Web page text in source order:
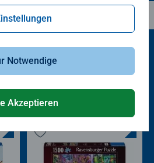
mögen auch
Notwendige
Akzeptieren